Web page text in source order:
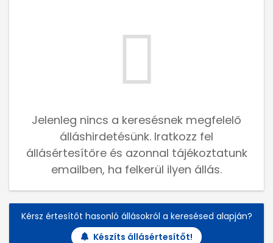
Jelenleg nincs a keresésnek megfelelő
álláshirdetésünk. Iratkozz fel
állásértesítőre és azonnal tájékoztatunk
emailben, ha felkerül ilyen állás.
Kérsz értesítőt hasonló állásokról a keresésed alapján?
Készíts állásértesítőt!